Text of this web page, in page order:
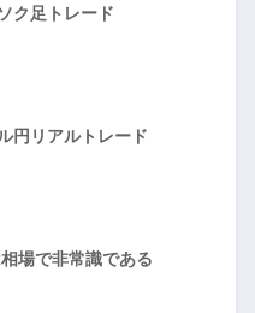
ク足トレード
円リアルトレード
場で非常識である